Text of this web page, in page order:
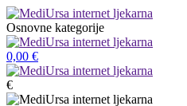
Osnovne kategorije
0,00 €
€